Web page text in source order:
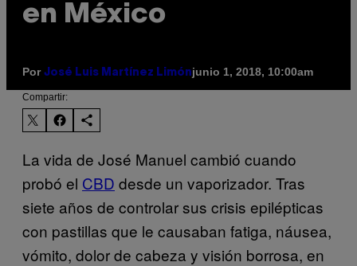
en México
Por José Luis Martínez Limónjunio 1, 2018, 10:00am
Compartir:
La vida de José Manuel cambió cuando
probó el CBD desde un vaporizador. Tras
siete años de controlar sus crisis epilépticas
con pastillas que le causaban fatiga, náusea,
vómito, dolor de cabeza y visión borrosa, en